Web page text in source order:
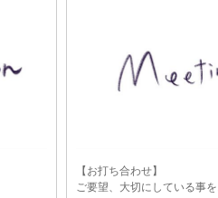
【お打ち合わせ】
ご要望、大切にしている事